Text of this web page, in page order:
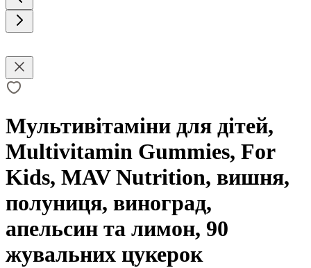
Мультивітаміни для дітей,
Multivitamin Gummies, For
Kids, MAV Nutrition, вишня,
полуниця, виноград,
апельсин та лимон, 90
жувальних цукерок